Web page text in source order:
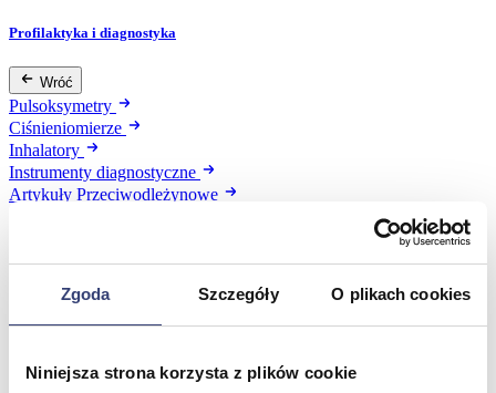
Zgoda Szczegóły O plikach cookies
Niniejsza strona korzysta z plików cookie
Profilaktyka i diagnostyka
Wróć
Pulsoksymetry
Ciśnieniomierze
Inhalatory
Instrumenty diagnostyczne
Artykuły Przeciwodleżynowe
Zobacz wszystko
Meble medyczne
Wróć